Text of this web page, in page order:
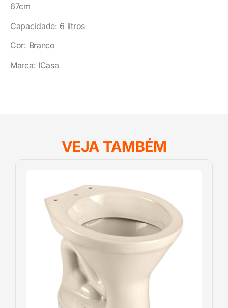
67cm
Capacidade: 6 litros
Cor: Branco
Marca: ICasa
VEJA TAMBÉM